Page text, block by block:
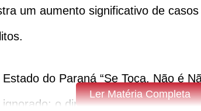
um aumento significativo de
do Paraná “Se Toca, Não é
o direito à liberdade e à
Ler Matéria Completa